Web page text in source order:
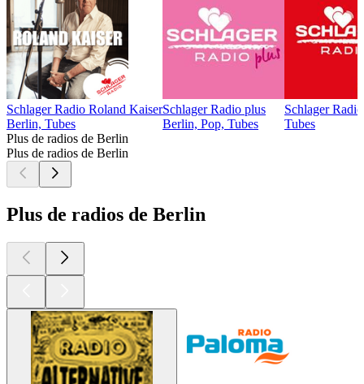
Schlager Radio Roland Kaiser
Berlin, Tubes
Schlager Radio plus
Berlin, Pop, Tubes
Schlager
Tubes
Plus de radios de Berlin
Plus de radios de Berlin
Plus de radios de Berlin